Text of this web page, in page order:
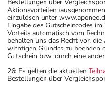
Bestellungen über
Aktionsvorteilen
einzulösen unter
Eingabe des Gutscheincodes
Vorteils automatisch vom
behalten uns das Recht vor,
wichtigen Grundes zu beenden
Gutschein bzw. durch eine
26: Es gelten die aktuellen
Bestellungen über